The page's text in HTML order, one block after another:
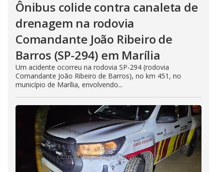
Ônibus colide contra canaleta de
drenagem na rodovia
Comandante João Ribeiro de
Barros (SP-294) em Marília
Um acidente ocorreu na rodovia SP-294 (rodovia
Comandante João Ribeiro de Barros), no km 451, no
município de Marília, envolvendo...